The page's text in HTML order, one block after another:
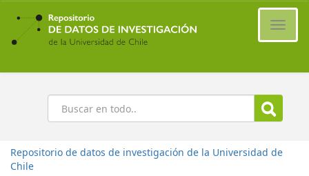
Ir
contenido
principal
Buscar
Repositorio de datos de investigación de la Universidad de
Chile